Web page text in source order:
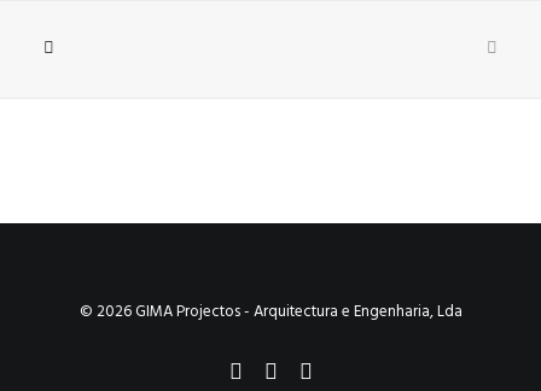
© 2026 GIMA Projectos - Arquitectura e Engenharia, Lda